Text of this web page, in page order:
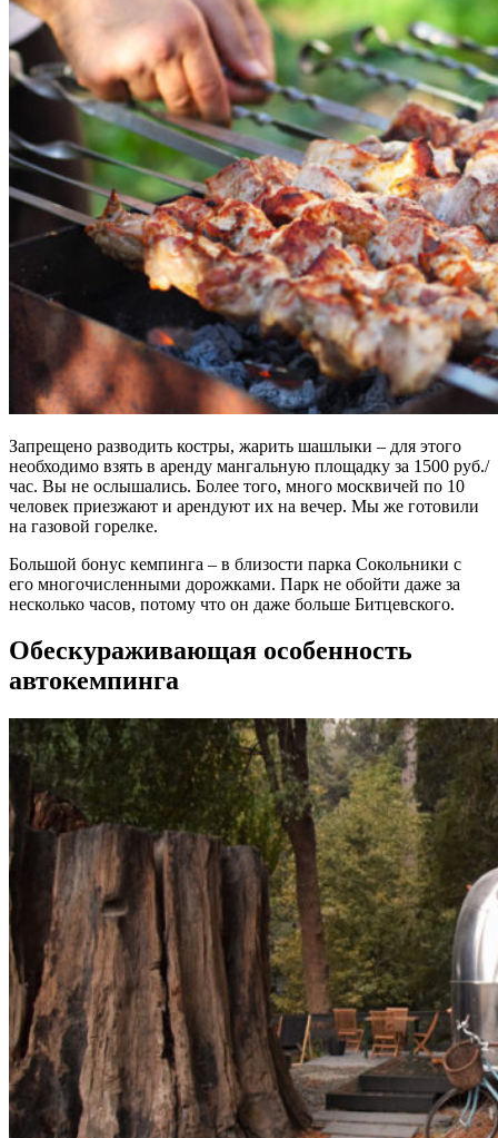
Запрещено разводить костры, жарить шашлыки – для этого
необходимо взять в аренду мангальную площадку за 1500 руб./
час. Вы не ослышались. Более того, много москвичей по 10
человек приезжают и арендуют их на вечер. Мы же готовили
на газовой горелке.
Большой бонус кемпинга – в близости парка Сокольники с
его многочисленными дорожками. Парк не обойти даже за
несколько часов, потому что он даже больше Битцевского.
Обескураживающая особенность
автокемпинга